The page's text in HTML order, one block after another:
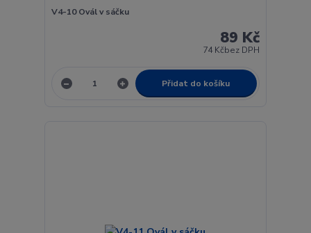
V4-10 Ovál v sáčku
89 Kč
74 Kčbez DPH
Přidat do košíku